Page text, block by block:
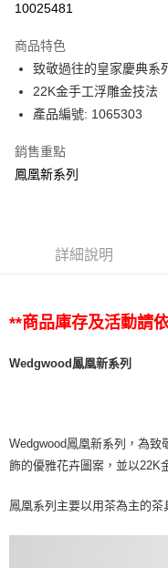
10025481
商品特色
致敬過往的皇家慶典系
22K金手工浮雕金技法
產品編號: 1065303
銷售重點
鳳凰新系列
詳細說明
**商品庫存及活動請
Wedgwood鳳凰新系列
Wedgwood鳳凰新系列，為致
飾的優雅花卉圖案，並以22K
鳳凰系列主要以用茶為主的